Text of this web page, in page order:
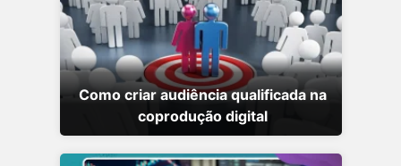
Como criar audiência qualificada na
coprodução digital